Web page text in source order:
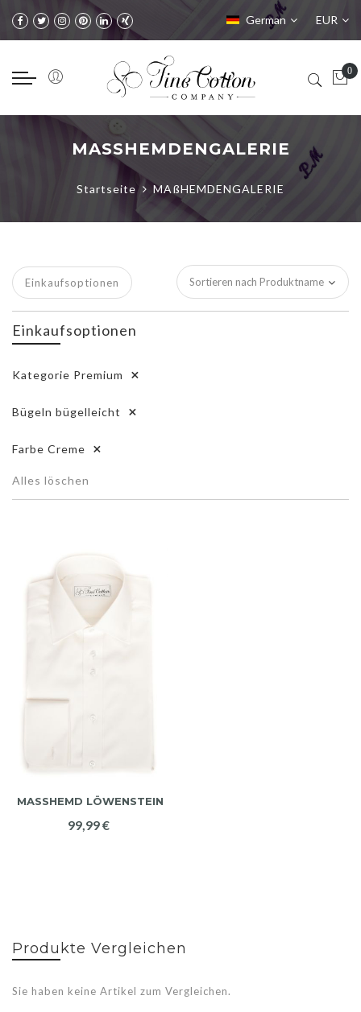
German
EUR
MASSHEMDENGALERIE
Startseite MAßHEMDENGALERIE
MASSHEMD LÖWENSTEIN
99,99 €
Einkaufsoptionen
Einkaufsoptionen
Kategorie Premium
Bügeln bügelleicht
Farbe Creme
Alles löschen
Produkte Vergleichen
Sie haben keine Artikel zum Vergleichen.